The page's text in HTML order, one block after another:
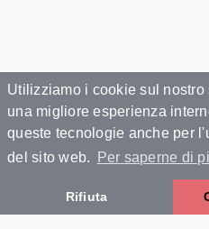
Utilizziamo i cookie sul nostro
una migliore esperienza
queste tecnologie anche per
del sito web.
Per saperne di
Rifiuta